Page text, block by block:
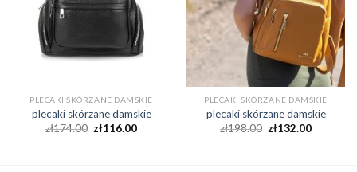
PLECAKI SKÓRZANE DAMSKIE
plecaki skórzane damskie
zł174.00 zł116.00
PLECAKI SKÓRZANE DAMSKIE
plecaki skórzane damskie
zł198.00 zł132.00